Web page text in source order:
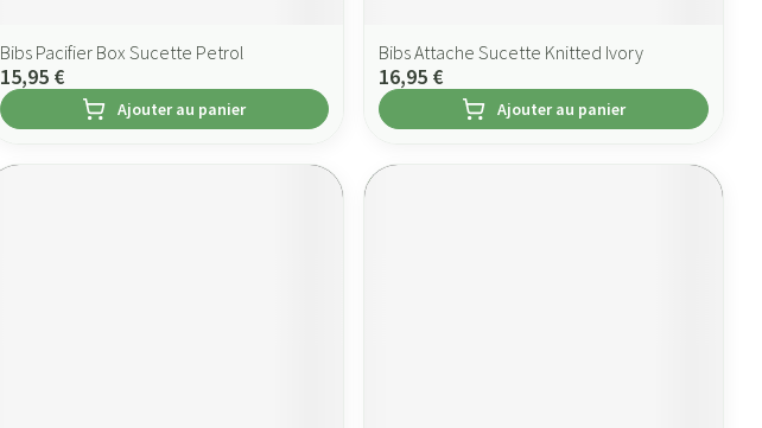
Bibs Pacifier Box Sucette Petrol
15,95 €
Ajouter au panier
Bibs Attache Sucette Knitted Ivory
16,95 €
Ajouter au panier